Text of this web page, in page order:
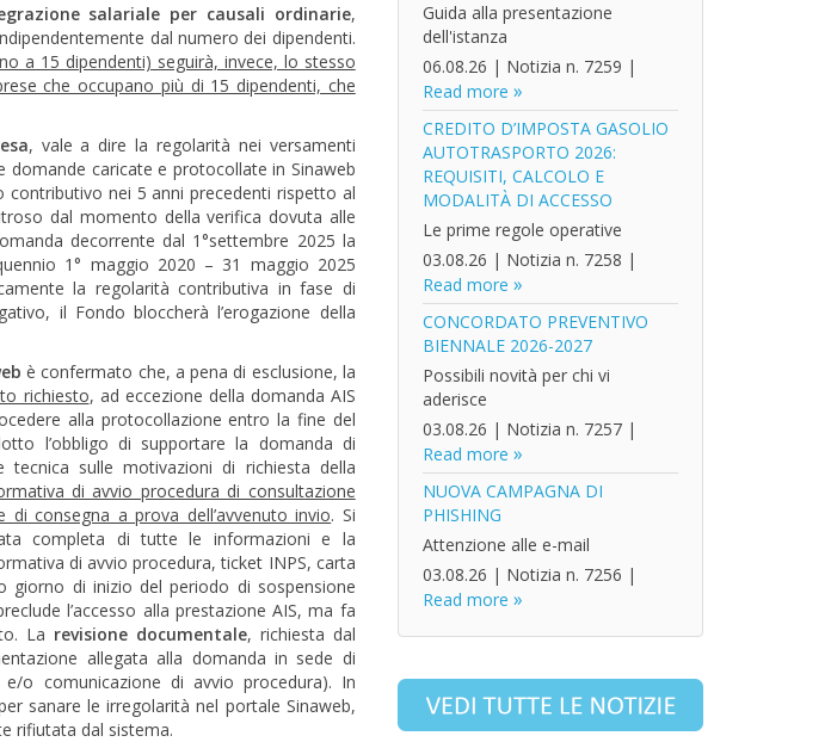
salariale per causali ordinarie,
dal numero dei dipendenti.
a 15 dipendenti) seguirà, invece, lo stesso
che occupano più di 15 dipendenti, che
, vale a dire la regolarità nei versamenti
domande caricate e protocollate in Sinaweb
nei 5 anni precedenti rispetto al
dal momento della verifica dovuta alle
decorrente dal 1°settembre 2025 la
1° maggio 2020 – 31 maggio 2025
la regolarità contributiva in fase di
il Fondo bloccherà l’erogazione della
è confermato che, a pena di esclusione, la
richiesto, ad eccezione della domanda AIS
alla protocollazione entro la fine del
l’obbligo di supportare la domanda di
sulle motivazioni di richiesta della
di avvio procedura di consultazione
di consegna a prova dell’avvenuto invio. Si
completa di tutte le informazioni e la
di avvio procedura, ticket INPS, carta
giorno di inizio del periodo di sospensione
l’accesso alla prestazione AIS, ma fa
La revisione documentale, richiesta dal
allegata alla domanda in sede di
o comunicazione di avvio procedura). In
sanare le irregolarità nel portale Sinaweb,
rifiutata dal sistema.
Guida alla presentazione
dell'istanza
06.08.26 | Notizia n. 7259 |
Read more
CREDITO D’IMPOSTA GASOLIO
AUTOTRASPORTO 2026:
REQUISITI, CALCOLO E
MODALITÀ DI ACCESSO
Le prime regole operative
03.08.26 | Notizia n. 7258 |
Read more
CONCORDATO PREVENTIVO
BIENNALE 2026-2027
Possibili novità per chi vi
aderisce
03.08.26 | Notizia n. 7257|
Read more
NUOVA CAMPAGNA DI
PHISHING
Attenzione alle e-mail
03.08.26 | Notizia n. 7256 |
Read more